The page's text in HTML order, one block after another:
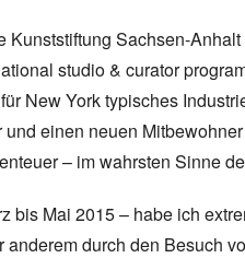
Kunststiftung Sachsen-
studio & curator
New York typisches
einen neuen
– im wahrsten Sinne
bis Mai 2015 – habe ich
anderem durch den Besuch